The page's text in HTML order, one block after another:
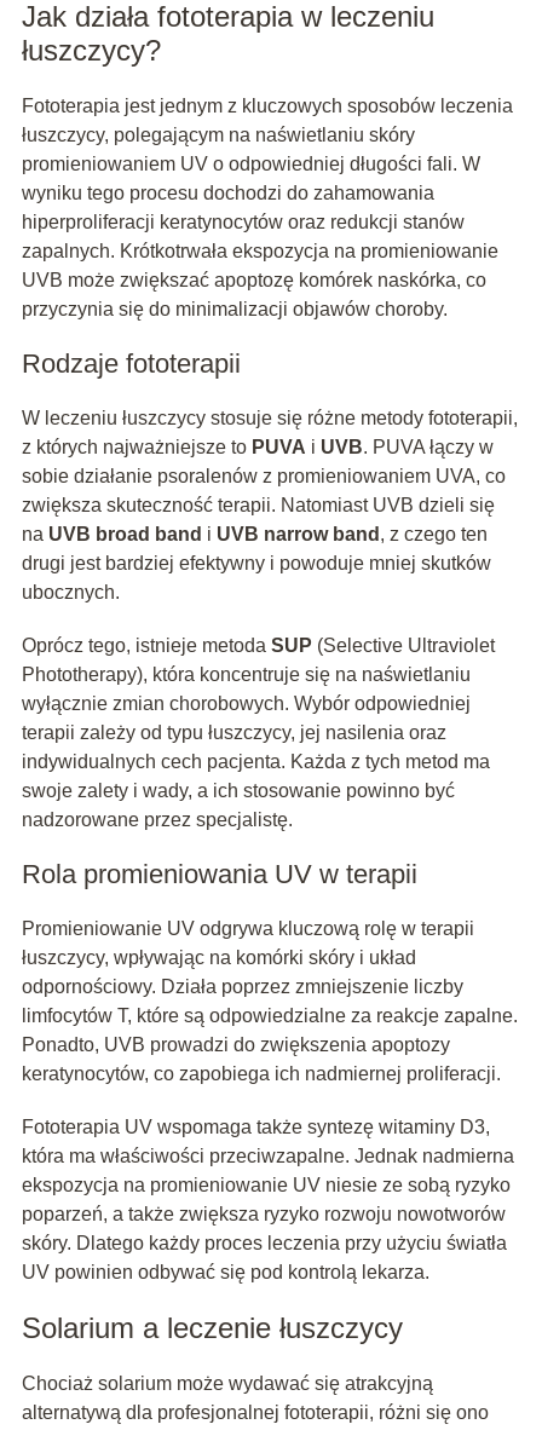
Jak działa fototerapia w leczeniu
łuszczycy?
Fototerapia jest jednym z kluczowych sposobów leczenia
łuszczycy, polegającym na naświetlaniu skóry
promieniowaniem UV o odpowiedniej długości fali. W
wyniku tego procesu dochodzi do zahamowania
hiperproliferacji keratynocytów oraz redukcji stanów
zapalnych. Krótkotrwała ekspozycja na promieniowanie
UVB może zwiększać apoptozę komórek naskórka, co
przyczynia się do minimalizacji objawów choroby.
Rodzaje fototerapii
W leczeniu łuszczycy stosuje się różne metody fototerapii,
z których najważniejsze to PUVA i UVB. PUVA łączy w
sobie działanie psoralenów z promieniowaniem UVA, co
zwiększa skuteczność terapii. Natomiast UVB dzieli się
na UVB broad band i UVB narrow band , z czego ten
drugi jest bardziej efektywny i powoduje mniej skutków
ubocznych.
Oprócz tego, istnieje metoda SUP (Selective Ultraviolet
Phototherapy), która koncentruje się na naświetlaniu
wyłącznie zmian chorobowych. Wybór odpowiedniej
terapii zależy od typu łuszczycy, jej nasilenia oraz
indywidualnych cech pacjenta. Każda z tych metod ma
swoje zalety i wady, a ich stosowanie powinno być
nadzorowane przez specjalistę.
Rola promieniowania UV w terapii
Promieniowanie UV odgrywa kluczową rolę w terapii
łuszczycy, wpływając na komórki skóry i układ
odpornościowy. Działa poprzez zmniejszenie liczby
limfocytów T, które są odpowiedzialne za reakcje zapalne.
Ponadto, UVB prowadzi do zwiększenia apoptozy
keratynocytów, co zapobiega ich nadmiernej proliferacji.
Fototerapia UV wspomaga także syntezę witaminy D3,
która ma właściwości przeciwzapalne. Jednak nadmierna
ekspozycja na promieniowanie UV niesie ze sobą ryzyko
poparzeń, a także zwiększa ryzyko rozwoju nowotworów
skóry. Dlatego każdy proces leczenia przy użyciu światła
UV powinien odbywać się pod kontrolą lekarza.
Solarium a leczenie łuszczycy
Chociaż solarium może wydawać się atrakcyjną
alternatywą dla profesjonalnej fototerapii, różni się ono